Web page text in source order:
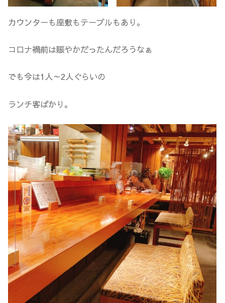
カウンターも座敷もテーブルもあり。
コロナ禍前は賑やかだったんだろうなぁ
でも今は1人～2人ぐらいの
ランチ客ばかり。